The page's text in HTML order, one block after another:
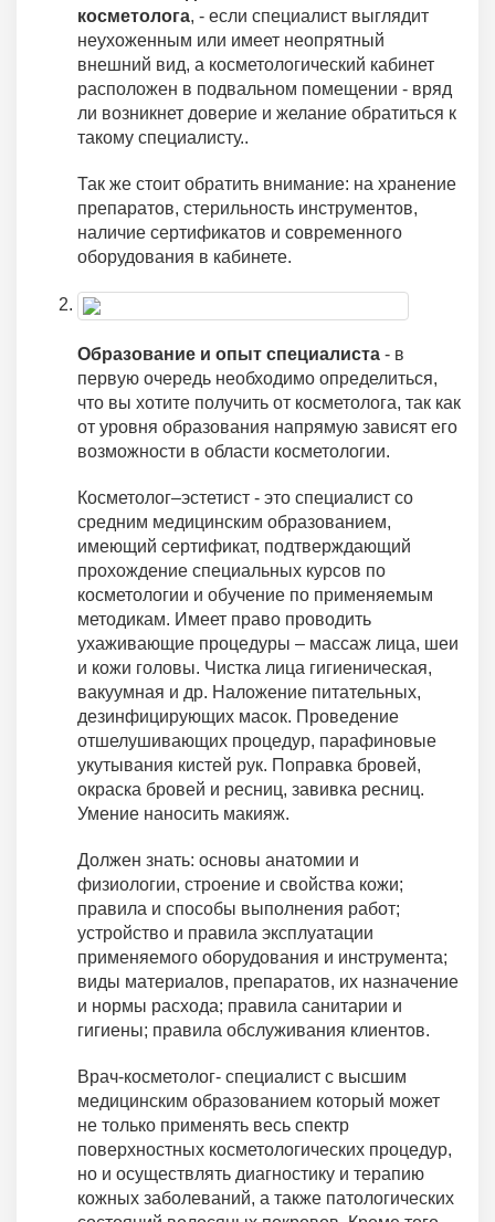
косметолога, - если специалист выглядит
неухоженным или имеет неопрятный
внешний вид, а косметологический кабинет
расположен в подвальном помещении - вряд
ли возникнет доверие и желание обратиться к
такому специалисту..
Так же стоит обратить внимание: на хранение
препаратов, стерильность инструментов,
наличие сертификатов и современного
оборудования в кабинете.
Образование и опыт специалиста - в
первую очередь необходимо определиться,
что вы хотите получить от косметолога, так как
от уровня образования напрямую зависят его
возможности в области косметологии.
Косметолог–эстетист - это специалист со
средним медицинским образованием,
имеющий сертификат, подтверждающий
прохождение специальных курсов по
косметологии и обучение по применяемым
методикам. Имеет право проводить
ухаживающие процедуры – массаж лица, шеи
и кожи головы. Чистка лица гигиеническая,
вакуумная и др. Наложение питательных,
дезинфицирующих масок. Проведение
отшелушивающих процедур, парафиновые
укутывания кистей рук. Поправка бровей,
окраска бровей и ресниц, завивка ресниц.
Умение наносить макияж.
Должен знать: основы анатомии и
физиологии, строение и свойства кожи;
правила и способы выполнения работ;
устройство и правила эксплуатации
применяемого оборудования и инструмента;
виды материалов, препаратов, их назначение
и нормы расхода; правила санитарии и
гигиены; правила обслуживания клиентов.
Врач-косметолог- специалист с высшим
медицинским образованием который может
не только применять весь спектр
поверхностных косметологических процедур,
но и осуществлять диагностику и терапию
кожных заболеваний, а также патологических